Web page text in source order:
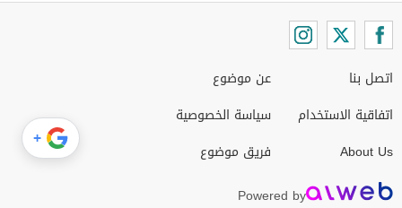
اتصل بنا
اتفاقية الاستخدام
About Us
عن موضوع
سياسة الخصوصية
فريق موضوع
Powered by
+